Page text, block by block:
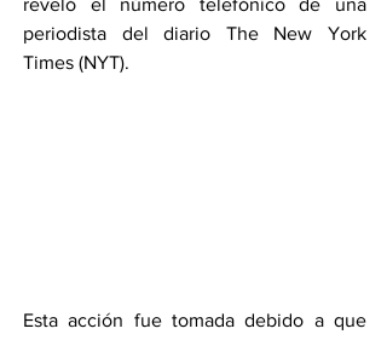
reveló el número telefónico de una
periodista del diario The New York
Times (NYT).
Esta acción fue tomada debido a que